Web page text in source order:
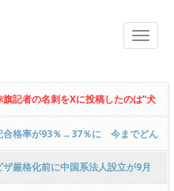
記者の名刺をXに投稿したのは”犬
ｗｗｗｗｗｗｗｗ
合格率が93％→37％に 今までどん
厳格化前に中国系法人設立が9月